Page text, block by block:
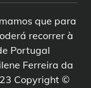
que para
recorrer à
Portugal
Ferreira da
Copyright ©